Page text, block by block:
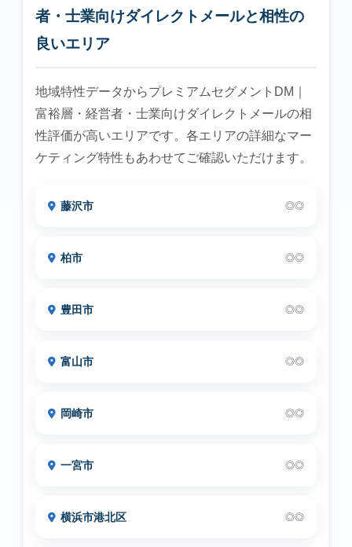
者・士業向けダイレクトメールと相性の
良いエリア
地域特性データからプレミアムセグメントDM｜
富裕層・経営者・士業向けダイレクトメールの相
性評価が高いエリアです。各エリアの詳細なマー
ケティング特性もあわせてご確認いただけます。
藤沢市 ◎◎
柏市 ◎◎
豊田市 ◎◎
富山市 ◎◎
岡崎市 ◎◎
一宮市 ◎◎
横浜市港北区 ◎◎